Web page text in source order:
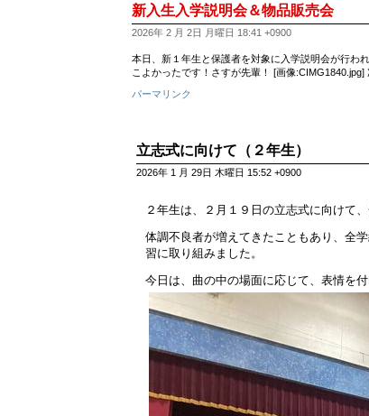
新入生入学説明会＆物品販売会
2026年 2 月 2日 月曜日 18:41 +0900
本日、新１年生と保護者を対象に入学説明会が行わ
こよかったです！さすが先輩！ [画像
パーマリンク
立志式に向けて（２年生）
2026年 1 月 29日 木曜日 15:52 +0900
２年生は、２月１９日の立志式に向けて
体調不良者が増えてきたこともあり、全
習に取り組みました。
今日は、曲の中の場面に応じて、表情を